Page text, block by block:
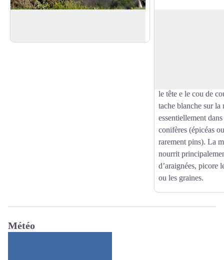
le tête e le cou de
tache blanche sur
essentiellement
conifères (épicéas
rarement pins). La
nourrit
d’araignées, picore
ou les graines.
Météo